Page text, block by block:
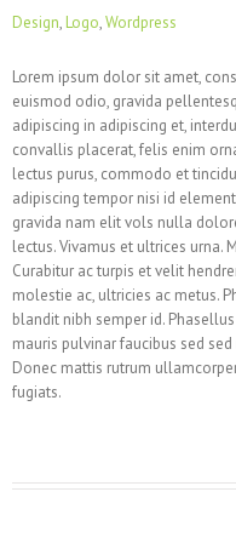
Design, Logo,Wordpress
Lorem ipsum dolor sit amet,
euismod odio, gravida
adipiscing in adipiscing et,
convallis placerat, felis enim
lectus purus, commodo et
adipiscing tempor nisi id
gravida nam elit vols nulla
lectus. Vivamus et ultrices urna.
Curabitur ac turpis et velit
molestie ac, ultricies ac metus.
blandit nibh semper id.
mauris pulvinar faucibus sed
Donec mattis rutrum
fugiats.